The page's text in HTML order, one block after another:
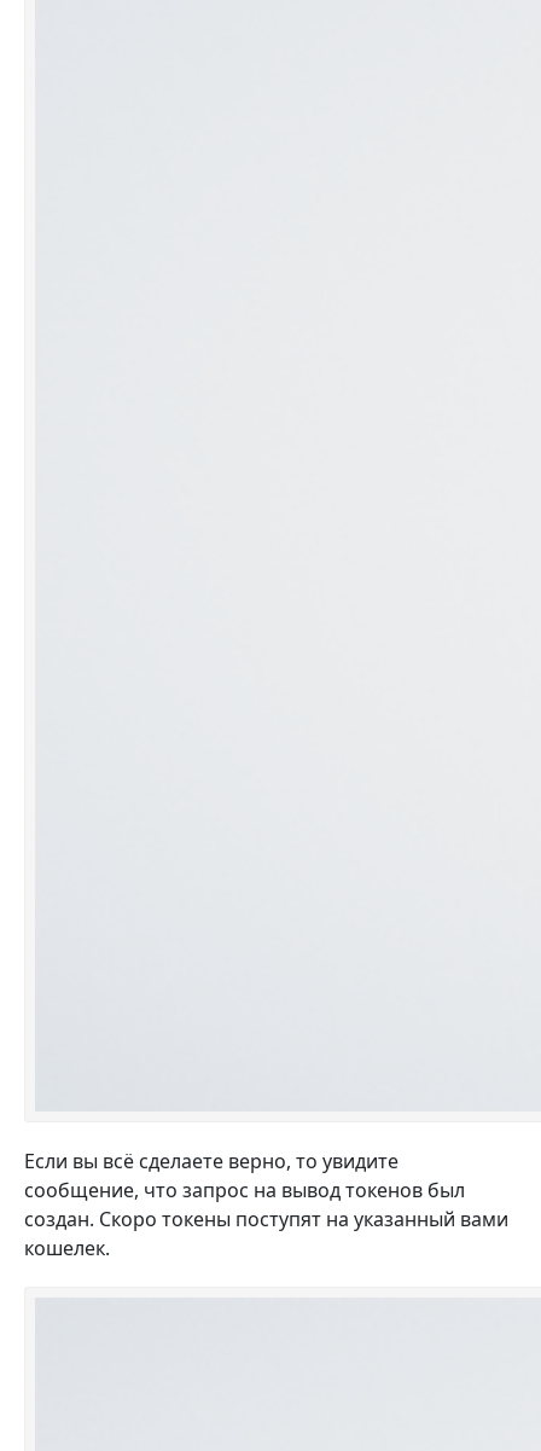
Если вы всё сделаете верно, то увидите
сообщение, что запрос на вывод токенов был
создан. Скоро токены поступят на указанный вами
кошелек.